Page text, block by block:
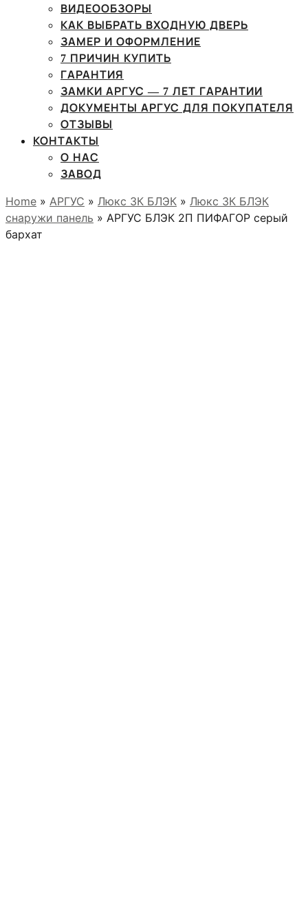
ВИДЕООБЗОРЫ
КАК ВЫБРАТЬ ВХОДНУЮ ДВЕРЬ
ЗАМЕР И ОФОРМЛЕНИЕ
7 ПРИЧИН КУПИТЬ
ГАРАНТИЯ
ЗАМКИ АРГУС — 7 ЛЕТ ГАРАНТИИ
ДОКУМЕНТЫ АРГУС ДЛЯ ПОКУПАТЕЛЯ
ОТЗЫВЫ
КОНТАКТЫ
О НАС
ЗАВОД
Home » АРГУС » Люкс 3К БЛЭК » Люкс 3К БЛЭК
снаружи панель » АРГУС БЛЭК 2П ПИФАГОР серый
бархат